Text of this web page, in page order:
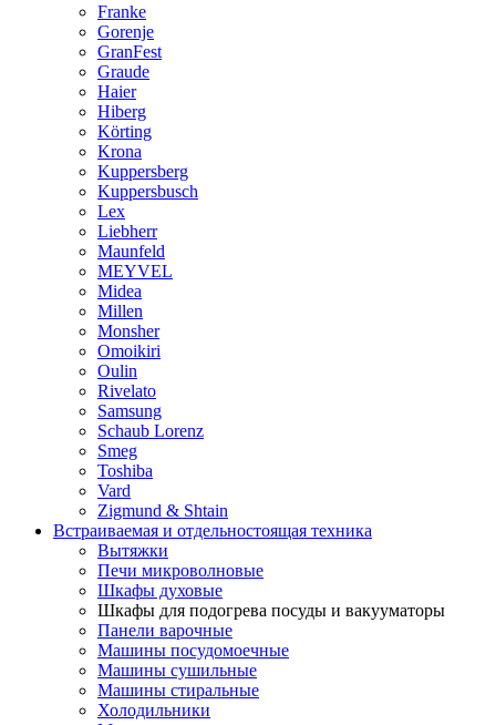
Franke
Gorenje
GranFest
Graude
Haier
Hiberg
Körting
Krona
Kuppersberg
Kuppersbusch
Lex
Liebherr
Maunfeld
MEYVEL
Midea
Millen
Monsher
Omoikiri
Oulin
Rivelato
Samsung
Schaub Lorenz
Smeg
Toshiba
Vard
Zigmund & Shtain
Встраиваемая и отдельностоящая техника
Вытяжки
Печи микроволновые
Шкафы духовые
Шкафы для подогрева посуды и вакууматоры
Панели варочные
Машины посудомоечные
Машины сушильные
Машины стиральные
Холодильники